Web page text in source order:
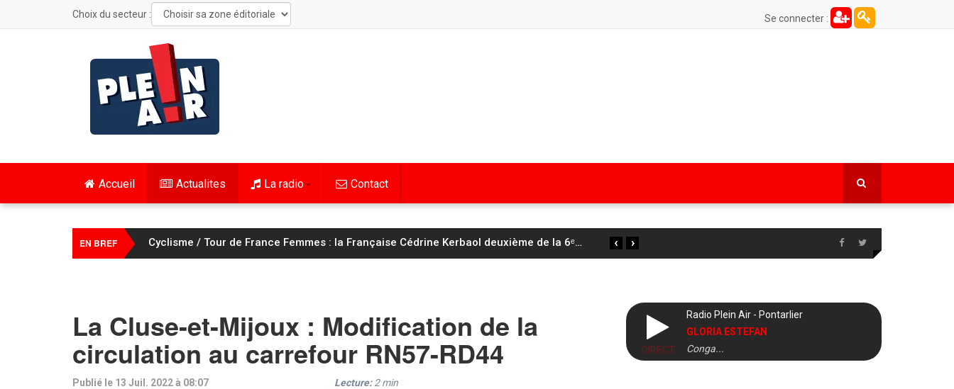
Choix du secteur : Se connecter :
Accueil Actualites La radio Contact
EN BREF Cyclisme / Tour de France Femmes : la Française Cédrine Kerbaol deuxième de la 6ᵉ… ›
‹
La Cluse-et-Mijoux : Modification de la
circulation au carrefour RN57-RD44
Publié le 13 Juil. 2022 à 08:07
Lecture: 2min
DIRECT
Radio Plein Air - Pontarlier
GLORIA ESTEFAN
Conga...